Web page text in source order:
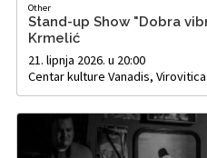
Other
Stand-up Show "Dobra
Krmelić
21. lipnja 2026. u 20:00
Centar kulture Vanadis, Virovitica